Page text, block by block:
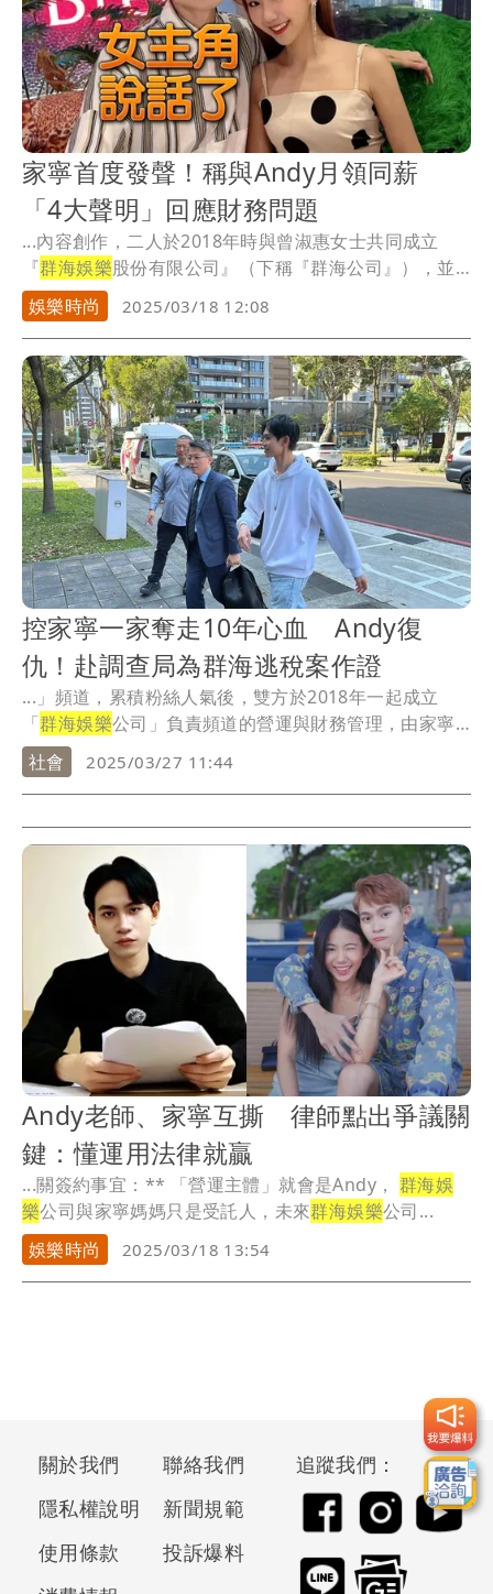
家寧首度發聲！稱與Andy月領同薪
「4大聲明」回應財務問題
...內容創作，二人於2018年時與曾淑惠女士共同成立
『群海娛樂股份有限公司』（下稱『群海公司』），並
委由...
娛樂時尚 2025/03/18 12:08
控家寧一家奪走10年心血 Andy復
仇！赴調查局為群海逃稅案作證
...」頻道，累積粉絲人氣後，雙方於2018年一起成立
「群海娛樂公司」負責頻道的營運與財務管理，由家寧
母親...
社會 2025/03/27 11:44
Andy老師、家寧互撕 律師點出爭議關
鍵：懂運用法律就贏
...關簽約事宜：** 「營運主體」就會是Andy， 群海娛
樂公司與家寧媽媽只是受託人，未來群海娛樂公司...
娛樂時尚
2025/03/18 13:54
關於我們
聯絡我們
隱私權說明
新聞規範
使用條款
投訴爆料
追蹤我們：